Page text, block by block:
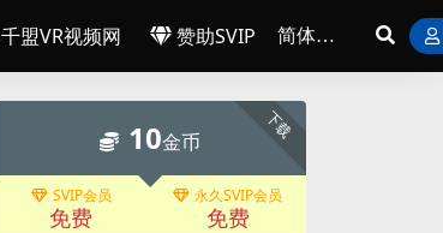
千盟VR视频网 赞助SVIP
下载
10金币
SVIP会员
免费
永久SVIP会员
免费